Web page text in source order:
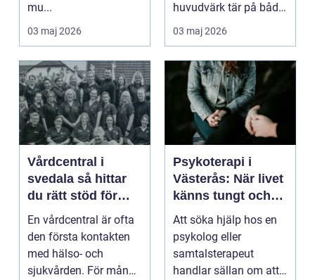
mu...
03 maj 2026
huvudvärk tär på både
ork och humör. Många
går länge ...
03 maj 2026
Vårdcentral i
svedala så hittar
du rätt stöd för
hela familjen
En vårdcentral är ofta
den första kontakten
med hälso- och
sjukvården. För många
Psykoterapi i
Västerås: När livet
känns tungt och
du behöver prata
med någon
Att söka hjälp hos en
psykolog eller
samtalsterapeut
handlar sällan om att